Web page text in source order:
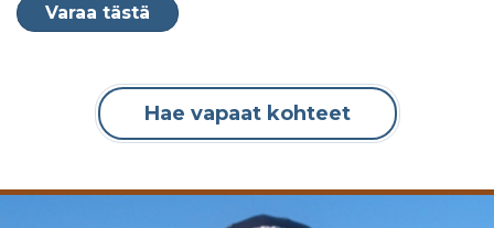
Varaa tästä
Hae vapaat kohteet